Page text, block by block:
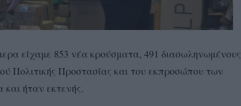
είχαμε 853 νέα κρούσματα, 491 διασωληνωμένους
Πολιτικής Προστασίας και του εκπροσώπου των
ήταν εκτενής.